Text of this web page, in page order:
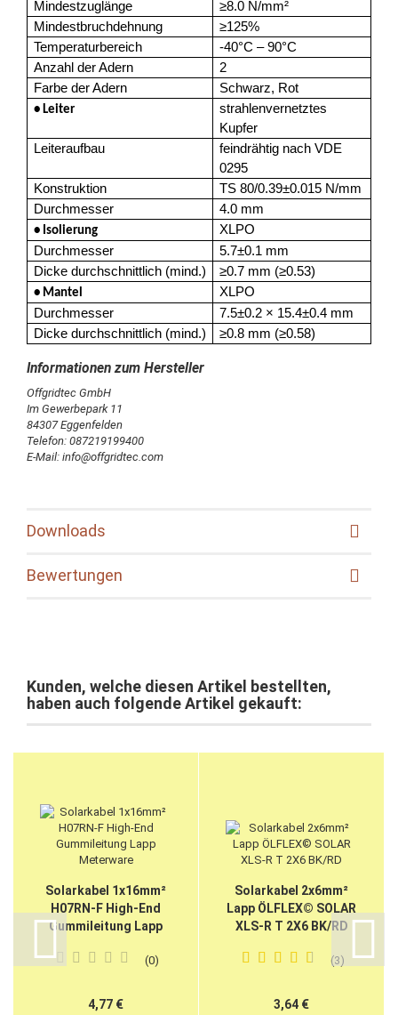
Mindestzuglänge
≥8.0 N/mm²
Mindestbruchdehnung
≥125%
Temperaturbereich
-40°C – 90°C
Anzahl der Adern
2
Farbe der Adern
Schwarz, Rot
• Leiter
strahlenvernetztes
Kupfer
Leiteraufbau
feindrähtig nach VDE
0295
Konstruktion
TS 80/0.39±0.015 N/mm
Durchmesser
4.0 mm
• Isolierung
XLPO
Durchmesser
5.7±0.1 mm
Dicke durchschnittlich (mind.)
≥0.7 mm (≥0.53)
• Mantel
XLPO
Durchmesser
7.5±0.2 × 15.4±0.4 mm
Dicke durchschnittlich (mind.)
≥0.8 mm (≥0.58)
Offgridtec GmbH
Im Gewerbepark 11
84307 Eggenfelden
Telefon: 087219199400
E-Mail: info@offgridtec.com
Downloads
Bewertungen
Kunden, welche diesen Artikel bestellten,
haben auch folgende Artikel gekauft:
Solarkabel 1x16mm²
H07RN-F High-End
Gummileitung Lapp
0
4,77 €
Solarkabel 2x6mm²
Lapp ÖLFLEX© SOLAR
XLS-R T 2X6 BK/RD
3
3,64 €